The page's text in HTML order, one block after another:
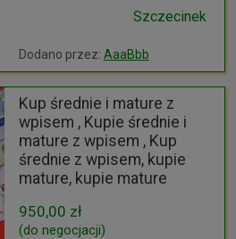
Szczecinek
Dodano przez: AaaBbb
Kup średnie i mature z
wpisem , Kupie średnie i
mature z wpisem , Kup
średnie z wpisem, kupie
mature, kupie mature
950,00 zł
(do negocjacji)